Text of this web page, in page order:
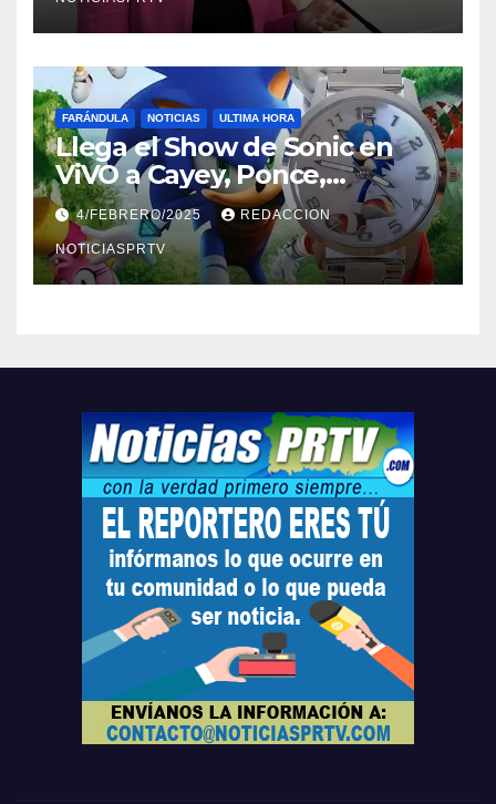
FARÁNDULA NOTICIAS ULTIMA HORA
Llega el Show de Sonic en
ViVO a Cayey, Ponce,
Barceloneta y Humacao,
Relojes gratis para el que
compre ahora….
4/FEBRERO/2025 REDACCION
NOTICIASPRTV